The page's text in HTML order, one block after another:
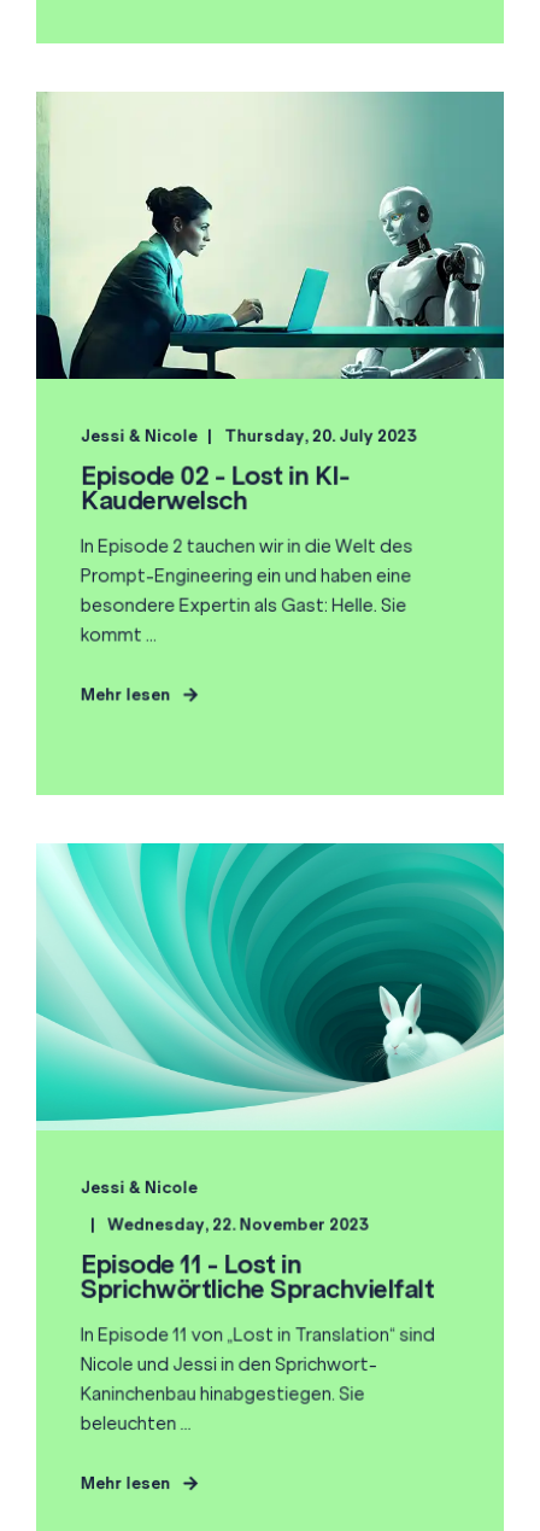
Jessi & Nicole Thursday, 20. July 2023
Episode 02 - Lost in KI-
Kauderwelsch
In Episode 2 tauchen wir in die Welt des
Prompt-Engineering ein und haben eine
besondere Expertin als Gast: Helle. Sie
kommt ...
Mehr lesen
Jessi & Nicole
Wednesday, 22. November 2023
Episode 11 - Lost in
Sprichwörtliche Sprachvielfalt
In Episode 11 von „Lost in Translation“ sind
Nicole und Jessi in den Sprichwort-
Kaninchenbau hinabgestiegen. Sie
beleuchten ...
Mehr lesen